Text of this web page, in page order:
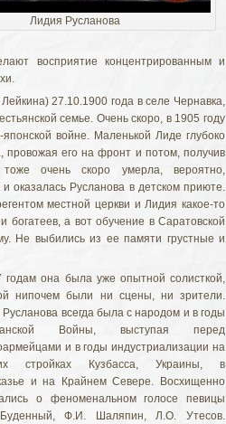
Лидия Русланова
восприятие концентрированным и
27.10.1900 года в селе Чернавка,
семье. Очень скоро, в 1905 году
войне. Маленькой Лиде глубоко
провожая его на фронт и потом, получив
очень скоро умерла, вероятно,
оказалась Русланова в детском приюте.
местной церкви и Лидия какое-то
а вот обучение в Саратовской
Не выбились из ее памяти грустные и
годам она была уже опытной солисткой,
нипочем были ни сцены, ни зрители.
всегда была с народом и в годы
Войны, выступая перед
и в годы индустриализации на
стройках Кузбасса, Украины, в
и на Крайнем Севере. Восхищенно
о феноменальном голосе певицы
Ф.И. Шаляпин, Л.О. Утесов.